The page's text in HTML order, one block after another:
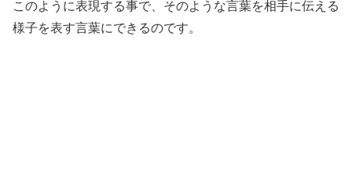
このように表現する事で、そのような言葉を相手に伝える
様子を表す言葉にできるのです。